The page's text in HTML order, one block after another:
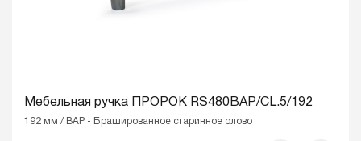
Мебельная ручка ПРОРОК RS480BAP/CL.5/192
192 мм / BAP - Брашированное старинное олово